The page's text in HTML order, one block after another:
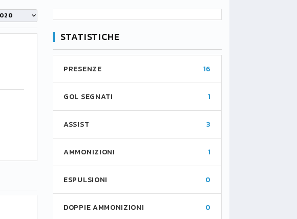
STATISTICHE
PRESENZE 16
GOL SEGNATI 1
ASSIST 3
AMMONIZIONI 1
ESPULSIONI 0
DOPPIE AMMONIZIONI 0